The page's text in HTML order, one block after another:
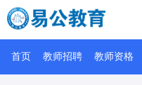
首页 教师招聘 教师资格